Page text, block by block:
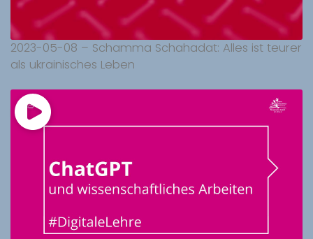
2023-05-08 – Schamma Schahadat: Alles ist teurer
als ukrainisches Leben